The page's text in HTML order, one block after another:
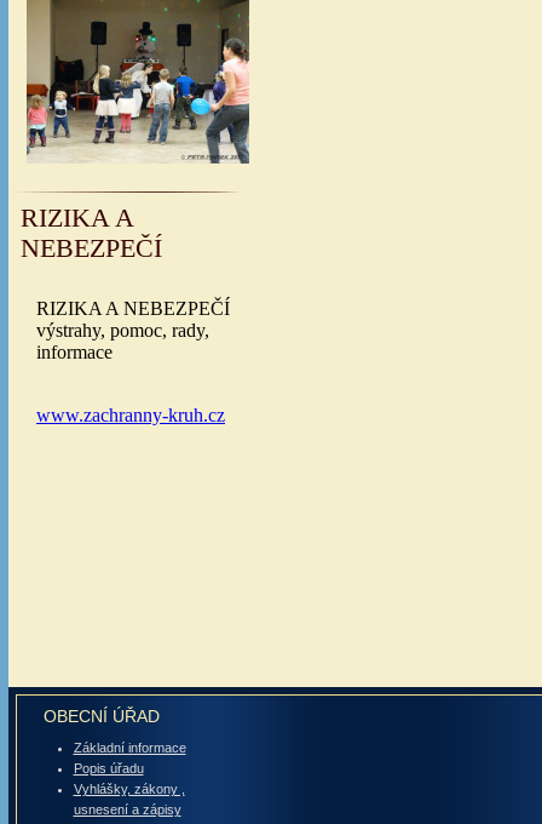
RIZIKA A
NEBEZPEČÍ
OBECNÍ ÚŘAD
Základní informace
Popis úřadu
Vyhlášky, zákony ,
usnesení a zápisy